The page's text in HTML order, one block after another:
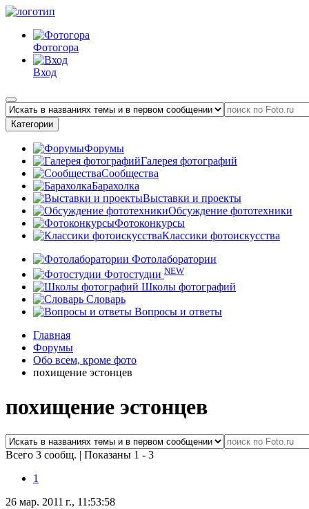
Фотогора
Вход
Категории
Форумы
Галерея фотографий
Сообщества
Барахолка
Выставки и проекты
Обсуждение фототехники
Фотоконкурсы
Классики фотоискусства
Фотолаборатории
Фотостудии NEW
Школы фотографий
Словарь
Вопросы и ответы
Главная
Форумы
Обо всем, кроме фото
похищение эстонцев
похищение эстонцев
Всего 3 сообщ. | Показаны 1 - 3
1
26 мар. 2011 г., 11:53:58